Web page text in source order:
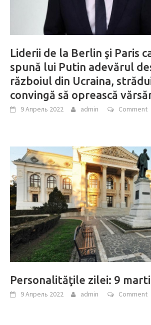
Liderii de la Berlin şi Paris
spună lui Putin adevărul
războiul din Ucraina,
convingă să oprească
9 Апрель 2022 admin Comment
Personalităţile zilei: 9
9 Апрель 2022 admin Comment